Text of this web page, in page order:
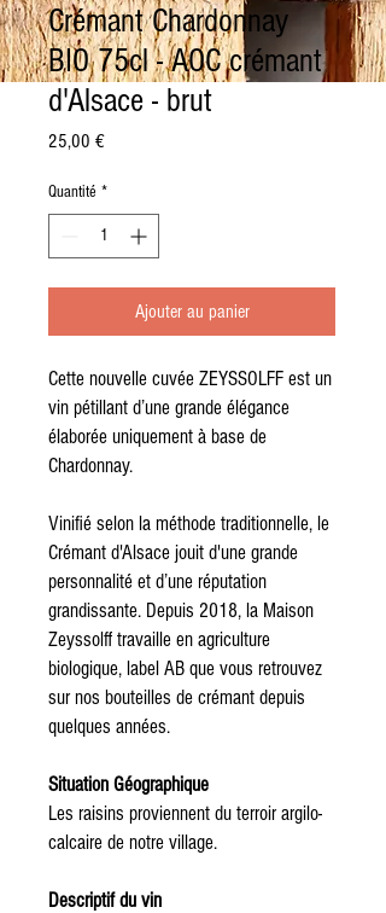
Crémant Chardonnay
BIO 75cl - AOC crémant
d'Alsace - brut
25,00 €Prix
Quantité *
Ajouter au panier
Cette nouvelle cuvée ZEYSSOLFF est un
vin pétillant d’une grande élégance
élaborée uniquement à base de
Chardonnay.
Vinifié selon la méthode traditionnelle, le
Crémant d'Alsace jouit d'une grande
personnalité et d’une réputation
grandissante. Depuis 2018, la Maison
Zeyssolff travaille en agriculture
biologique, label AB que vous retrouvez
sur nos bouteilles de crémant depuis
quelques années.
Situation Géographique
Les raisins proviennent du terroir argilo-
calcaire de notre village.
Descriptif du vin